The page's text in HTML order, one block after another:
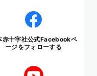
赤十字社公式Facebookペ
ージをフォローする